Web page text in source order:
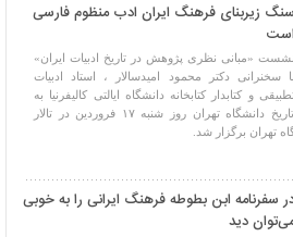
سنگ زیربنای فرهنگ ایران ادب منظوم فارسی
است
نشست «مبانی نظری پژوهش در تاریخ ادبیات ایران»
با سخنرانی دکتر محمود امیدسالار ، استاد ادبیات
و کتابدار کتابخانه دانشگاه ایالتی کالیفرنیا به
کوشش انجمن علمی دانشجویان تاریخ دانشگاه تهران روز شنبه ۱۷ فروردین در تالار
تهران برگزار شد.
سفرنامه ابن بطوطه فرهنگ ایرانی را به خوبی
دید